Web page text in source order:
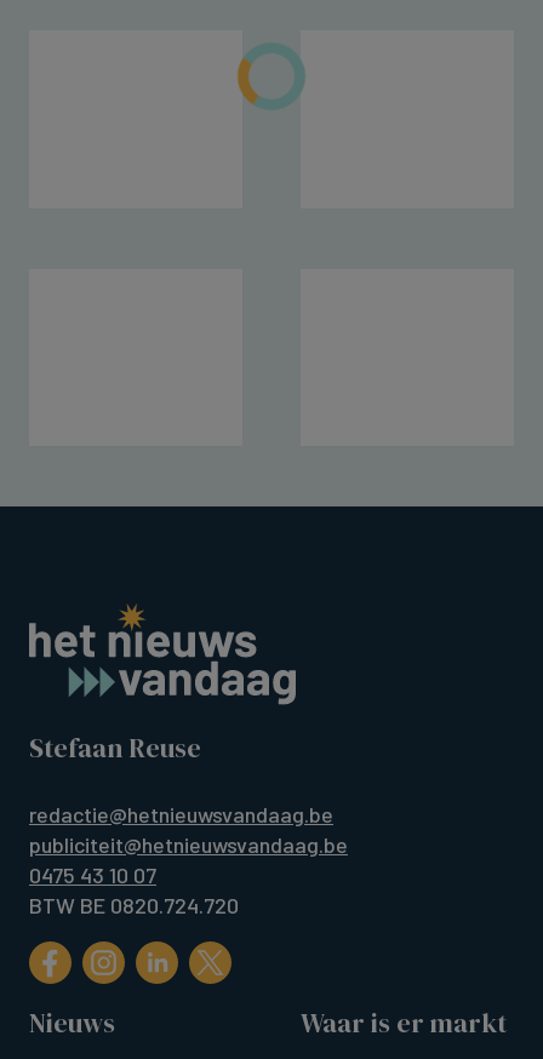
Stefaan Reuse
redactie@hetnieuwsvandaag.be
publiciteit@hetnieuwsvandaag.be
0475 43 10 07
BTW BE 0820.724.720
Nieuws Waar is er markt